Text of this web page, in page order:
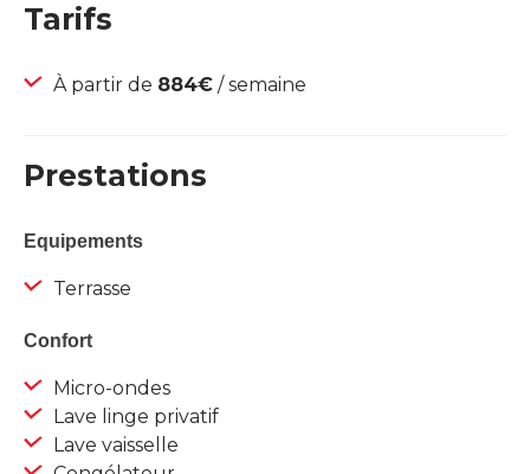
Tarifs
À partir de 884€ / semaine
Prestations
Equipements
Terrasse
Confort
Micro-ondes
Lave linge privatif
Lave vaisselle